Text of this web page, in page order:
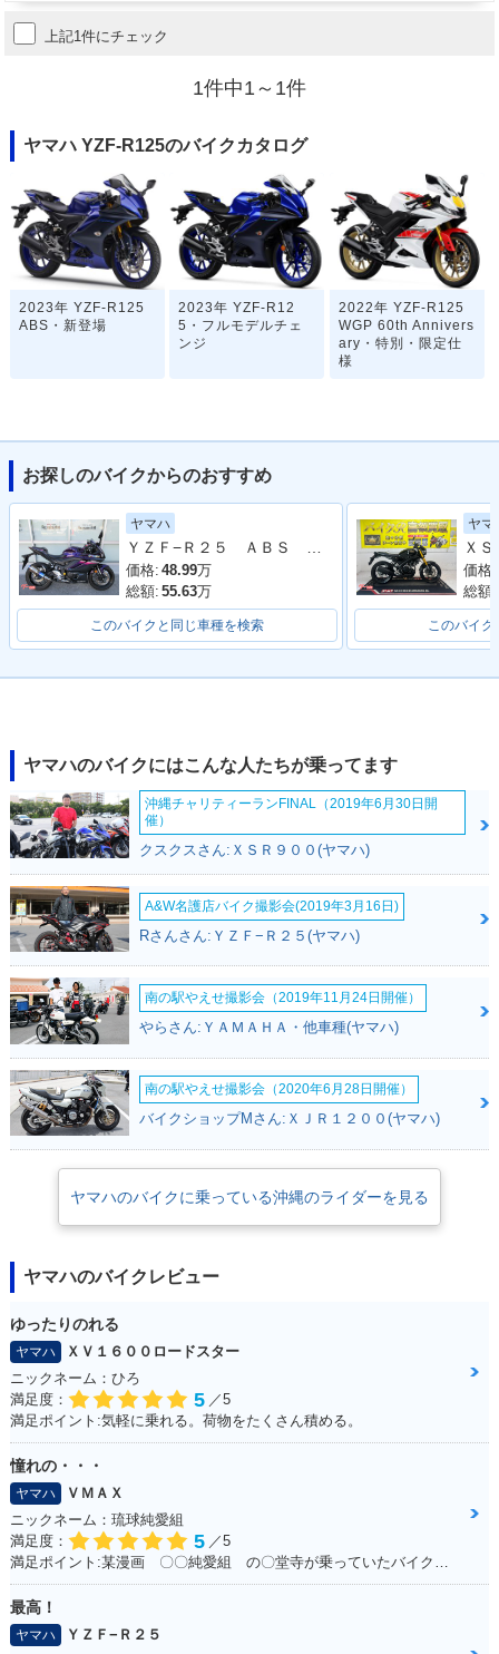
上記1件にチェック
1件中1～1件
ヤマハ YZF-R125のバイクカタログ
2023年 YZF-R125
ABS・新登場
2023年 YZF-R12
5・フルモデルチェ
ンジ
2022年 YZF-R125
WGP 60th Annivers
ary・特別・限定仕
様
2021年 YZF-R12
5・マイナーチェン
ジ
5・カラーチェンジ
2019年 YZF-R125
MonsterEnergyYam
ahaMotoGP・特
別・限定仕様
2019年 YZF-R12
5・フルモデルチェ
2018年 YZF-R125 2017年 YZF-R125
お探しのバイクからのおすすめ
ヤマハ
ＹＺＦ−Ｒ２５ ＡＢＳ ２０２３年モデル ＲＧ７４Ｊ ＷＲ’Ｓマフラー
価格: 48.99万
総額: 55.63万
このバイクと同じ車種を検索
ヤマ
価格:
総額:
このバイク
ヤマハのバイクにはこんな人たちが乗ってます
沖縄チャリティーランFINAL（2019年6月30日開
催）
クスクスさん:ＸＳＲ９００(ヤマハ)
A&W名護店バイク撮影会(2019年3月16日)
Rさんさん:ＹＺＦ−Ｒ２５(ヤマハ)
南の駅やえせ撮影会（2019年11月24日開催）
やらさん:ＹＡＭＡＨＡ・他車種(ヤマハ)
南の駅やえせ撮影会（2020年6月28日開催）
バイクショップMさん:ＸＪＲ１２００(ヤマハ)
ヤマハのバイクに乗っている沖縄のライダーを見る
ヤマハのバイクレビュー
ゆったりのれる
ヤマハ
ＸＶ１６００ロードスター
ニックネーム：ひろ
満足度：
5 ／5
満足ポイント:気軽に乗れる。荷物をたくさん積める。
憧れの・・・
ヤマハ
ＶＭＡＸ
ニックネーム：琉球純愛組
満足度：
5 ／5
最高！
ヤマハ
ＹＺＦ−Ｒ２５